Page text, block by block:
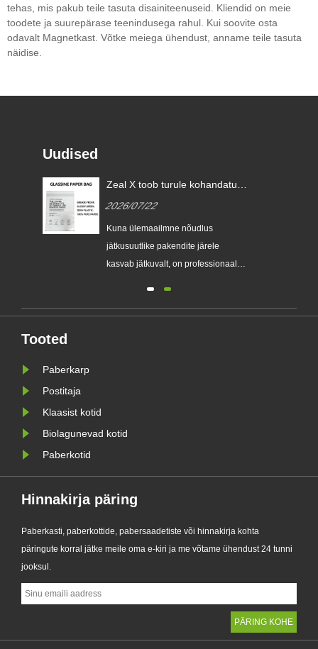
tehas, mis pakub teile tasuta disainiteenuseid. Kliendid on meie
toodete ja suurepärase teenindusega rahul. Kui soovite osta
odavalt Magnetkast. Võtke meiega ühendust, anname teile tasuta
näidise.
Uudised
Zeal X toob turule kohandatud
ülemaailmsetel kaubamärkidel
ühekordselt kasutatavaid
plastpakendeid asendada
2026/07/22
Kuna ülemaailmne nõudlus
jätkusuutlike pakendite järele
kasvab jätkuvalt, on professionaalne
täiustatud Custom Glassine
Tooted
Paberkarp
Postitaja
Klaasist kotid
Biolagunevad kotid
Paberkotid
Hinnakirja päring
Paberkasti, paberkottide, pabersaadetiste või hinnakirja kohta
päringute korral jätke meile oma e-kiri ja me võtame ühendust 24 tunni
jooksul.